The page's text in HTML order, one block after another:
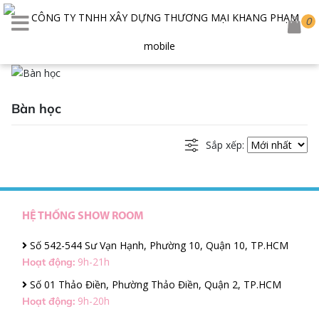
0
Bàn học
Sắp xếp:
HỆ THỐNG SHOW ROOM
Số 542-544 Sư Vạn Hạnh, Phường 10, Quận 10, TP.HCM
Hoạt động: 9h-21h
Số 01 Thảo Điền, Phường Thảo Điền, Quận 2, TP.HCM
Hoạt động: 9h-20h